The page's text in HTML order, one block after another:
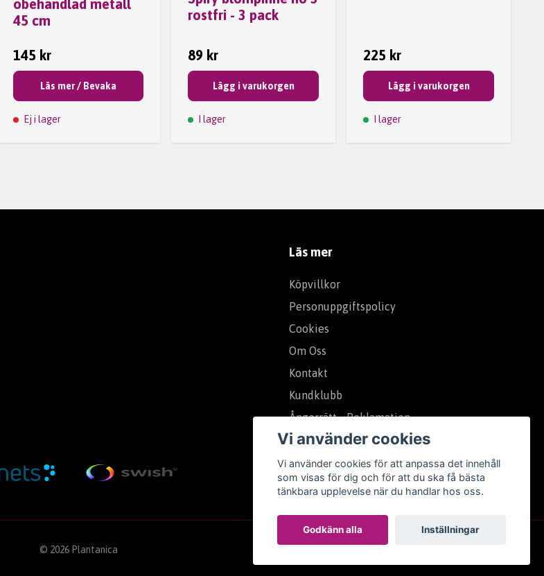
obehandlad metall
45 cm
145 kr
Läs mer / Bevaka
Ej i lager
rostfri - 3 pack
89 kr
Lägg i varukorgen
I lager
225 kr
Lägg i varukorgen
I lager
Läs mer
Köpvillkor
Personuppgiftspolicy
Cookies
Om Oss
Kontakt
Kundklubb
Ångerrätt - Reklamation
© 2026 Plantanica
Vi använder cookies
Vi använder cookies för att anpassa det innehåll
som visas för dig och för att du ska få bästa
tänkbara upplevelse när du handlar hos oss.
Godkänn alla Inställningar